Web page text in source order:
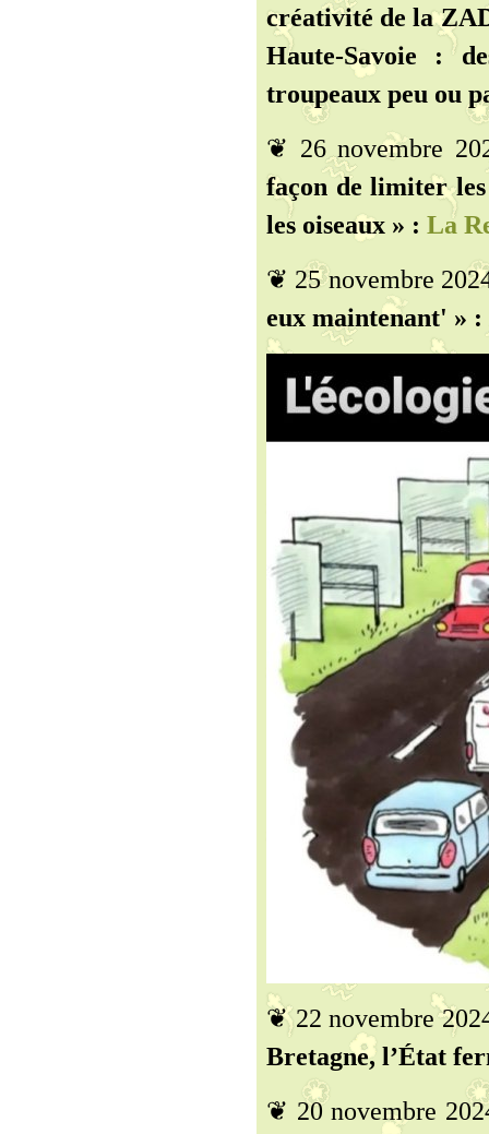
créativité de la
Haute-Savoie :
troupeaux peu ou
❦ 26 novembre
façon de limiter les
les oiseaux » : La
❦ 25 novembre
eux maintenant' » :
❦ 22 novembre
Bretagne, l’État
❦ 20 novembre